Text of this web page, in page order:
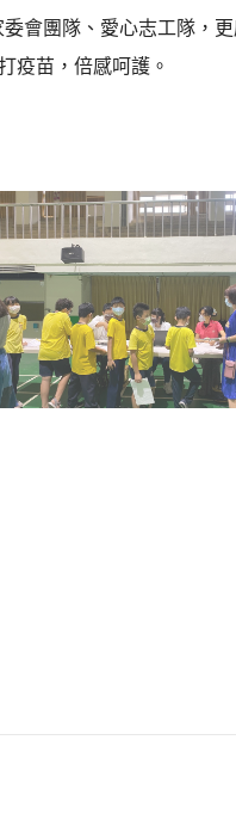
會團隊、愛心志工隊，
疫苗，倍感呵護。